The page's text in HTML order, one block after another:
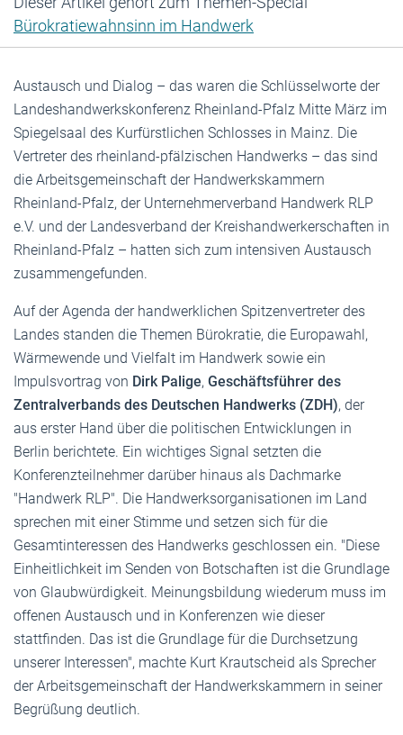
Bürokratiewahnsinn im Handwerk
Austausch und Dialog – das waren die Schlüsselworte der
Landeshandwerkskonferenz Rheinland-Pfalz Mitte März im
Spiegelsaal des Kurfürstlichen Schlosses in Mainz. Die
Vertreter des rheinland-pfälzischen Handwerks – das sind
die Arbeitsgemeinschaft der Handwerkskammern
Rheinland-Pfalz, der Unternehmerverband Handwerk RLP
e.V. und der Landesverband der Kreishandwerkerschaften in
Rheinland-Pfalz – hatten sich zum intensiven Austausch
zusammengefunden.
Auf der Agenda der handwerklichen Spitzenvertreter des
Landes standen die Themen Bürokratie, die Europawahl,
Wärmewende und Vielfalt im Handwerk sowie ein
Impulsvortrag von Dirk Palige, Geschäftsführer des
Zentralverbands des Deutschen Handwerks (ZDH), der
aus erster Hand über die politischen Entwicklungen in
Berlin berichtete. Ein wichtiges Signal setzten die
Konferenzteilnehmer darüber hinaus als Dachmarke
"Handwerk RLP". Die Handwerksorganisationen im Land
sprechen mit einer Stimme und setzen sich für die
Gesamtinteressen des Handwerks geschlossen ein. "Diese
Einheitlichkeit im Senden von Botschaften ist die Grundlage
von Glaubwürdigkeit. Meinungsbildung wiederum muss im
offenen Austausch und in Konferenzen wie dieser
stattfinden. Das ist die Grundlage für die Durchsetzung
unserer Interessen", machte Kurt Krautscheid als Sprecher
der Arbeitsgemeinschaft der Handwerkskammern in seiner
Begrüßung deutlich.